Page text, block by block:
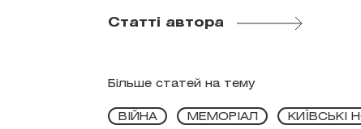
Статті автора
Більше статей на тему
ВІЙНА МЕМОРІАЛ КИЇВСЬКІ